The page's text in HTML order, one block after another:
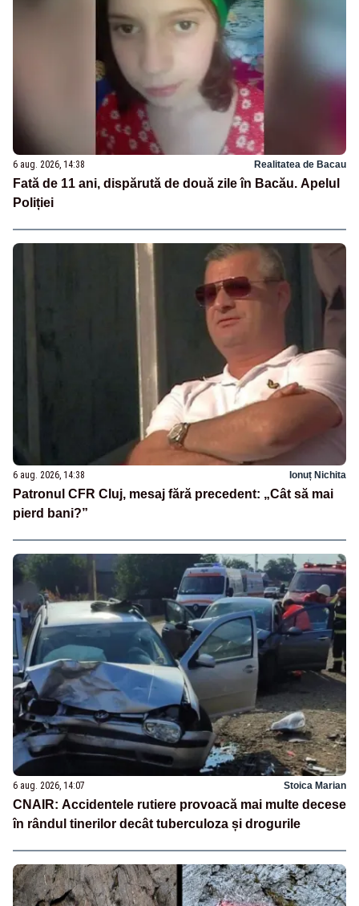
6 aug. 2026, 14:38 Realitatea de Bacau
Fată de 11 ani, dispărută de două zile în Bacău. Apelul
Poliției
6 aug. 2026, 14:38 Ionuț Nichita
Patronul CFR Cluj, mesaj fără precedent: „Cât să mai
pierd bani?”
6 aug. 2026, 14:07 Stoica Marian
CNAIR: Accidentele rutiere provoacă mai multe decese
în rândul tinerilor decât tuberculoza și drogurile